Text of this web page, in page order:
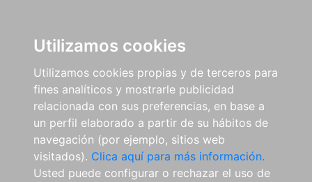
Utilizamos cookies
Utilizamos cookies propias y de terceros para
fines analíticos y mostrarle publicidad
relacionada con sus preferencias, en base a
un perfil elaborado a partir de su hábitos de
navegación (por ejemplo, sitios web
visitados). Clica aquí para más información.
Usted puede configurar o rechazar el uso de